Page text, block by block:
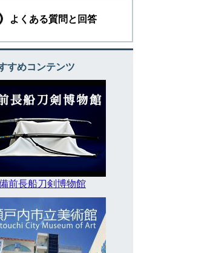
よくある質問と回答
すめコンテンツ
前長船刀剣博物館